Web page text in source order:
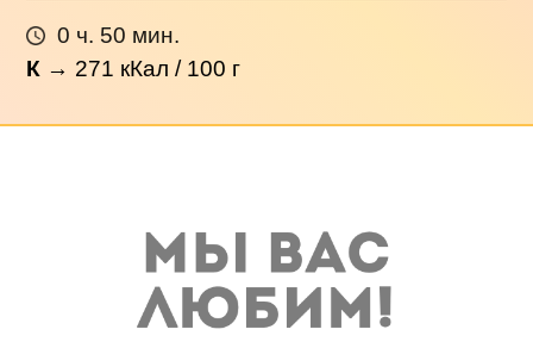
0 ч. 50 мин.
К → 271 кКал / 100 г